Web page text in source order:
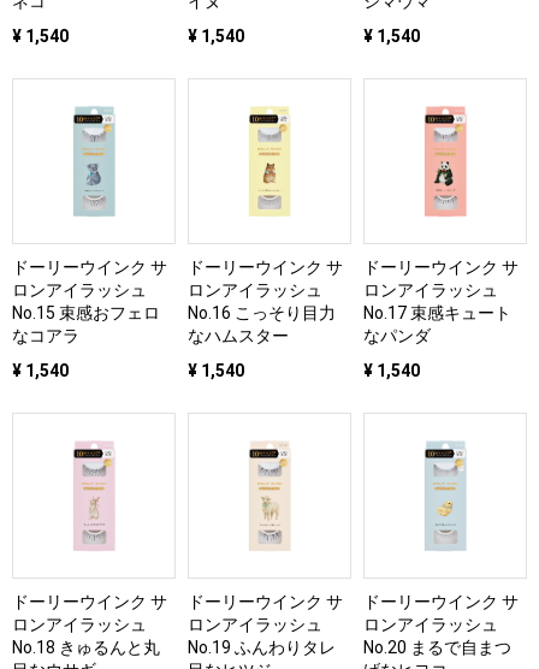
¥ 1,540
¥ 1,540
¥ 1,540
ドーリーウインク サ
ロンアイラッシュ
No.15 束感おフェロ
なコアラ
¥ 1,540
ドーリーウインク サ
ロンアイラッシュ
No.16 こっそり目力
なハムスター
¥ 1,540
ドーリーウインク サ
ロンアイラッシュ
No.17 束感キュート
なパンダ
¥ 1,540
ドーリーウインク サ
ロンアイラッシュ
No.18 きゅるんと丸
ドーリーウインク サ
ロンアイラッシュ
No.19 ふんわりタレ
ドーリーウインク サ
ロンアイラッシュ
No.20 まるで自まつ